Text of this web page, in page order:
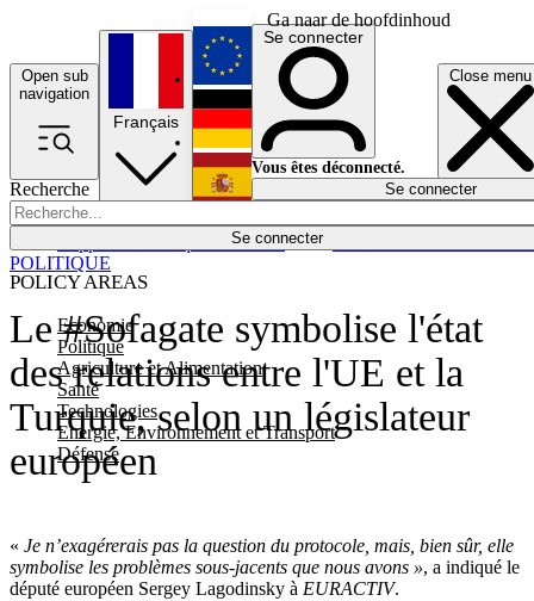
Ga naar de hoofdinhoud
Open sub
navigation
Close menu
Recherche
Se connecter
POLICY AREAS
Economie
Politique
Agriculture et Alimentation
Santé
Technologies
Energie, Environnement et Transport
Défense
Économie
Français
English
Deutsch
Español
Se connecter
Vous êtes déconnecté.
Se connecter
Le #Sofagate symbolise l'état
des relations entre l'UE et la
Turquie, selon un législateur
européen
« Je n’exagérerais pas la question du protocole, mais, bien sûr, elle
symbolise les problèmes sous-jacents que nous avons », a indiqué le
député européen Sergey Lagodinsky à EURACTIV.
POLITIQUE